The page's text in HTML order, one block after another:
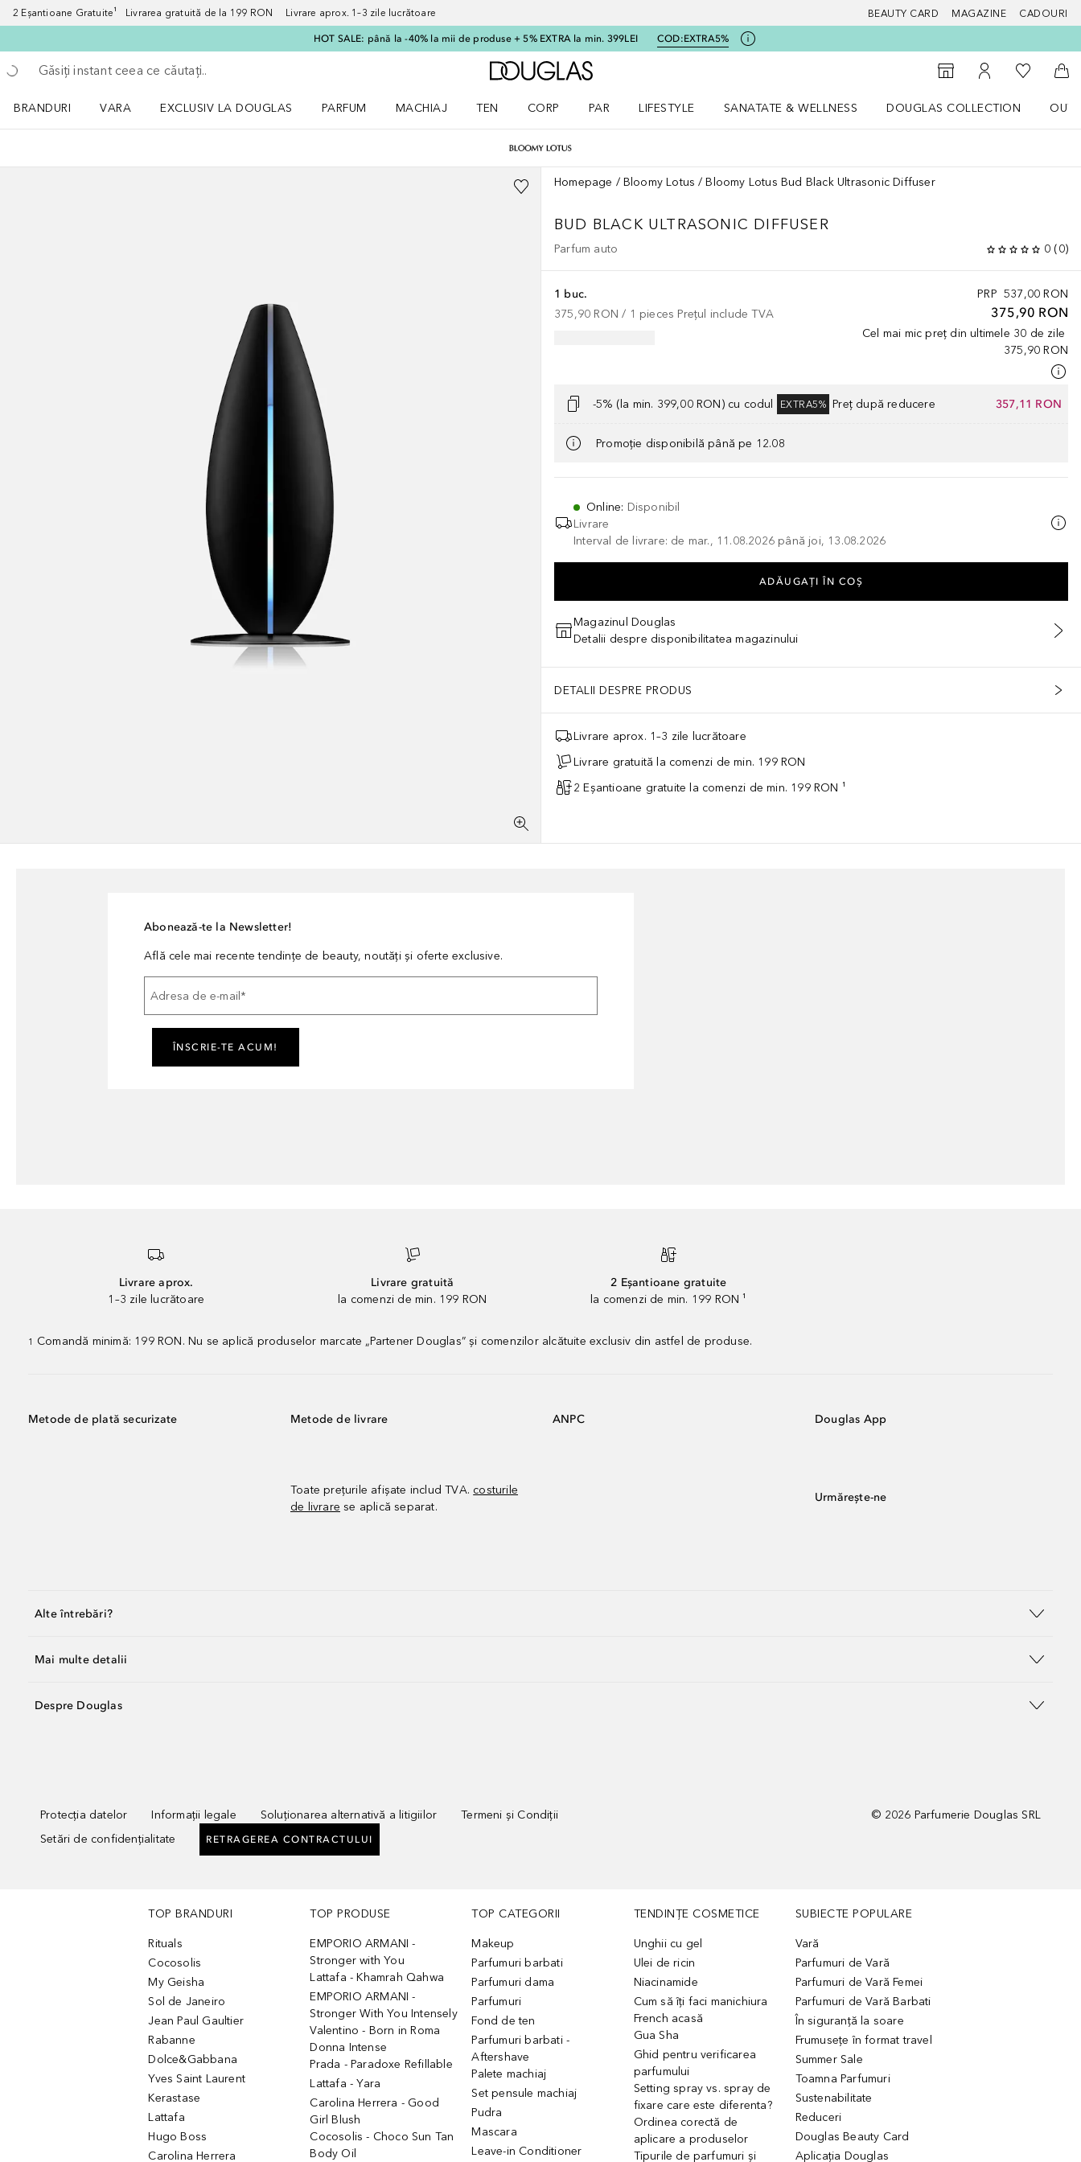
2 Eșantioane Gratuite¹ Livrarea gratuită de la 199 RON Livrare aprox. 1–3 zile lucrătoare BEAUTY CARD MAGAZINE CADOURI
HOT SALE: până la -40% la mii de produse + 5% EXTRA la min. 399LEI COD:EXTRA5%
Înapoi
Executați căutarea
Către pagina principală Douglas
Către Găsire magazin
Către Contul meu
Către
BRANDURI
VARA
EXCLUSIV LA DOUGLAS
PARFUM
MACHIAJ
TEN
CORP
PAR
LIFESTYLE
SANATATE & WELLNESS
DOUGLAS COLLECTION
Homepage Bloomy Lotus Bloomy Lotus Bud Black Ultrasonic Diffuser
BUD BLACK ULTRASONIC DIFFUSER
Parfum auto 0 (0)
PRP 537,00 RON
375,90 RON
Cel mai mic preț din ultimele 30 de zile
375,90 RON
1 buc.
375,90 RON / 1 pieces Prețul include TVA
-5% (la min. 399,00 RON) cu codul EXTRA5% Preț după reducere 357,11 RON
Promoție disponibilă până pe 12.08
Online: Disponibil
Livrare
Interval de livrare: de mar., 11.08.2026 până joi, 13.08.2026
ADĂUGAȚI ÎN COŞ
Magazinul Douglas
Detalii despre disponibilitatea magazinului
DETALII DESPRE PRODUS
Livrare aprox. 1–3 zile lucrătoare
Livrare gratuită la comenzi de min. 199 RON
2 Eșantioane gratuite la comenzi de min. 199 RON ¹
Abonează-te la Newsletter!
Află cele mai recente tendințe de beauty, noutăți și oferte exclusive.
Adresa de e-mail *
ÎNSCRIE-TE ACUM!
Livrare aprox.
1–3 zile lucrătoare
Livrare gratuită
la comenzi de min. 199 RON
2 Eșantioane gratuite
la comenzi de min. 199 RON ¹
1 Comandă minimă: 199 RON. Nu se aplică produselor marcate „Partener Douglas” și comenzilor alcătuite exclusiv din astfel de produse.
Metode de plată securizate Metode de livrare
Toate prețurile afișate includ TVA. costurile
de livrare se aplică separat.
ANPC Douglas App
Urmărește-ne
Alte întrebări?
Mai multe detalii
Despre Douglas
Protecția datelor Informații legale Soluționarea alternativă a litigiilor
Termeni și Condiții
Setări de confidențialitate
RETRAGEREA CONTRACTULUI
© 2026 Parfumerie Douglas SRL
TOP BRANDURI
Rituals
Cocosolis
My Geisha
Sol de Janeiro
Jean Paul Gaultier
Rabanne
Dolce&Gabbana
Yves Saint Laurent
Kerastase
Lattafa
Hugo Boss
Carolina Herrera
TOP PRODUSE
EMPORIO ARMANI -
Stronger with You
Lattafa - Khamrah Qahwa
EMPORIO ARMANI -
Stronger With You Intensely
Valentino - Born in Roma
Donna Intense
Prada - Paradoxe Refillable
Lattafa - Yara
Carolina Herrera - Good
Girl Blush
Cocosolis - Choco Sun Tan
Body Oil
TOP CATEGORII
Makeup
Parfumuri barbati
Parfumuri dama
Parfumuri
Fond de ten
Parfumuri barbati -
Aftershave
Palete machiaj
Set pensule machiaj
Pudra
Mascara
Leave-in Conditioner
TENDINȚE COSMETICE
Unghii cu gel
Ulei de ricin
Niacinamide
Cum să îți faci manichiura
French acasă
Gua Sha
Ghid pentru verificarea
parfumului
Setting spray vs. spray de
fixare care este diferenta?
Ordinea corectă de
aplicare a produselor
Tipurile de parfumuri și
SUBIECTE POPULARE
Vară
Parfumuri de Vară
Parfumuri de Vară Femei
Parfumuri de Vară Barbati
În siguranță la soare
Frumusețe în format travel
Summer Sale
Toamna Parfumuri
Sustenabilitate
Reduceri
Douglas Beauty Card
Aplicația Douglas